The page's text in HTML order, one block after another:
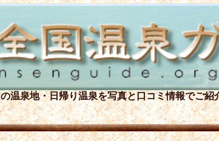
温泉地・日帰り温泉を写真と口コミ情報でご紹